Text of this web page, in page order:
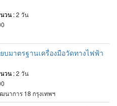
วน: 2 วัน
บมาตรฐานเครื่องมือวัดทางไฟฟ้า
วน: 2 วัน
นาการ 18 กรุงเทพฯ